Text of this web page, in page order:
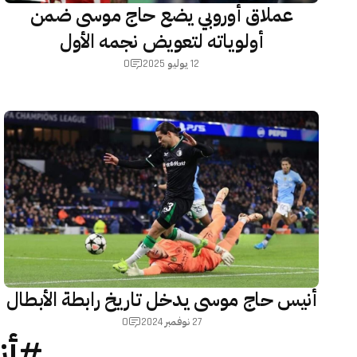
عملاق أوروبي يضع حاج موسى ضمن
أولوياته لتعويض نجمه الأول
12 يوليو 2025 0
أنيس حاج موسى يدخل تاريخ رابطة الأبطال
27 نوفمبر 2024 0